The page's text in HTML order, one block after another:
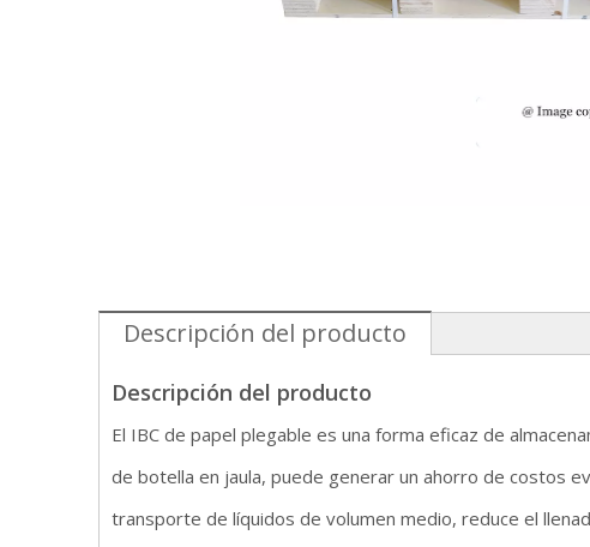
Descripción del producto
Descripción del producto
El IBC de papel plegable es una forma eficaz de
de botella en jaula, puede generar un ahorro de costos
transporte de líquidos de volumen medio, reduce el